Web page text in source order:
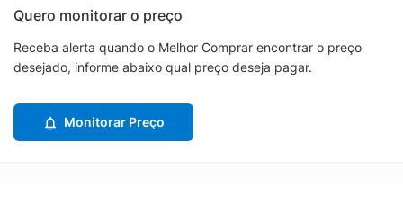
Quero monitorar o preço
Receba alerta quando o Melhor Comprar encontrar o preço
desejado, informe abaixo qual preço deseja pagar.
Monitorar Preço